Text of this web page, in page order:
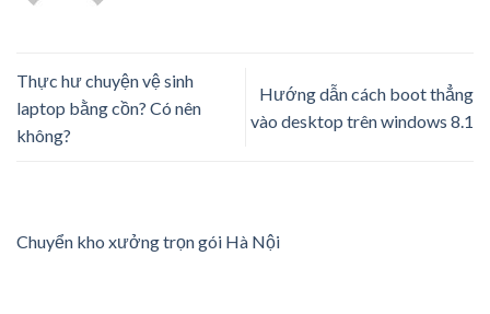
Thực hư chuyện vệ sinh
laptop bằng cồn? Có nên
không?
Hướng dẫn cách boot thẳng
vào desktop trên windows 8.1
Chuyển kho xưởng trọn gói Hà Nội